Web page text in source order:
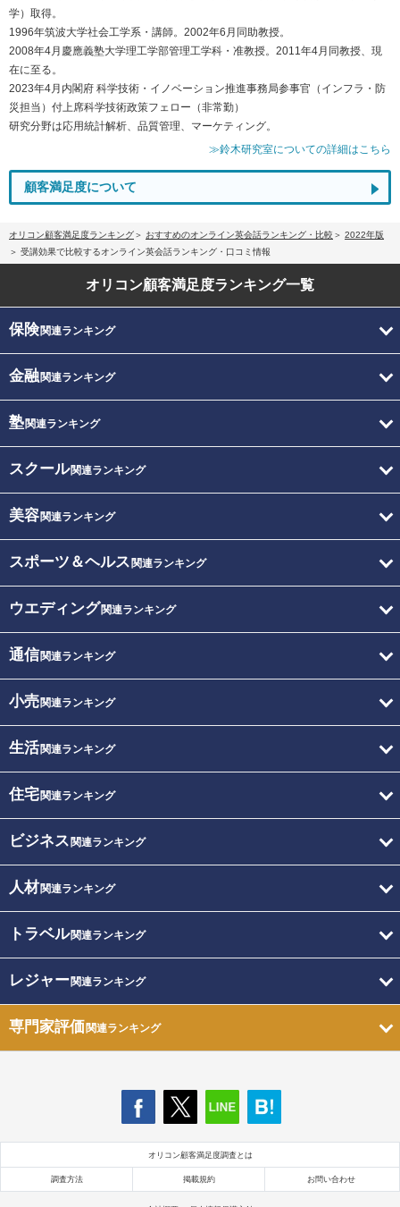
学）取得。
1996年筑波大学社会工学系・講師。2002年6月同助教授。
2008年4月慶應義塾大学理工学部管理工学科・准教授。2011年4月同教授、現
在に至る。
2023年4月内閣府 科学技術・イノベーション推進事務局参事官（インフラ・防
災担当）付上席科学技術政策フェロー（非常勤）
研究分野は応用統計解析、品質管理、マーケティング。
≫鈴木研究室についての詳細はこちら
顧客満足度について
オリコン顧客満足度ランキング おすすめのオンライン英会話ランキング・比較
2022年版
受講効果で比較するオンライン英会話ランキング・口コミ情報
オリコン顧客満足度ランキング一覧
保険関連ランキング
金融関連ランキング
塾関連ランキング
スクール関連ランキング
美容関連ランキング
スポーツ＆ヘルス 関連ランキング
ウエディング関連ランキング
通信関連ランキング
小売関連ランキング
生活関連ランキング
住宅関連ランキング
ビジネス 関連ランキング
人材関連ランキング
トラベル関連ランキング
レジャー関連ランキング
専門家評価関連ランキング
オリコン顧客満足度調査とは
調査方法 掲載規約 お問い合わせ